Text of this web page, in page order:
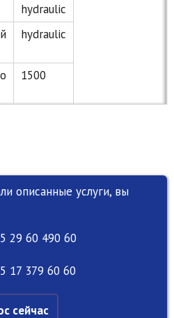
hydraulic
hydraulic
1500
описанные услуги, вы
29 60 490 60
17 379 60 60
сейчас